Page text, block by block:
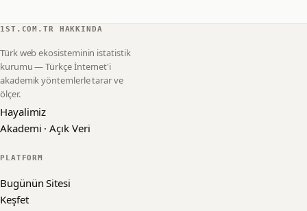
1ST.COM.TR HAKKINDA
Türk web ekosisteminin istatistik
kurumu — Türkçe İnternet'i
akademik yöntemlerle tarar ve
ölçer.
Hayalimiz
Akademi · Açık Veri
PLATFORM
Bugünün Sitesi
Keşfet